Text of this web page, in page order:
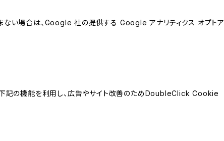
い場合は、Google 社の提供する Google アナリティクス オプトア
下記の機能を利用し、広告やサイト改善のためDoubleClick Cookie